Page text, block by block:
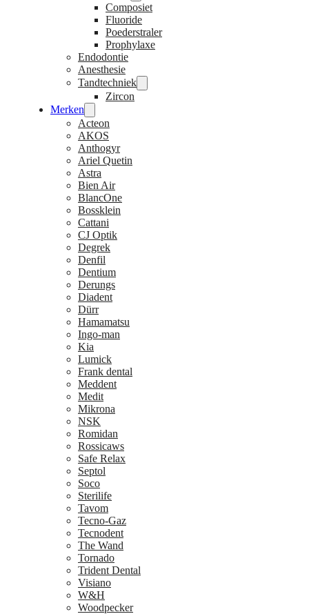
Composiet
Fluoride
Poederstraler
Prophylaxe
Endodontie
Anesthesie
Tandtechniek
Zircon
Merken
Acteon
AKOS
Anthogyr
Ariel Quetin
Astra
Bien Air
BlancOne
Bossklein
Cattani
CJ Optik
Degrek
Denfil
Dentium
Derungs
Diadent
Dürr
Hamamatsu
Ingo-man
Kia
Lumick
Frank dental
Meddent
Medit
Mikrona
NSK
Romidan
Rossicaws
Safe Relax
Septol
Soco
Sterilife
Tavom
Tecno-Gaz
Tecnodent
The Wand
Tornado
Trident Dental
Visiano
W&H
Woodpecker